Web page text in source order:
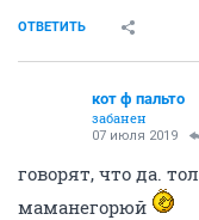
ОТВЕТИТЬ
кот ф пальто
забанен
07 июля 2019
говорят, что да.
маманегорюй